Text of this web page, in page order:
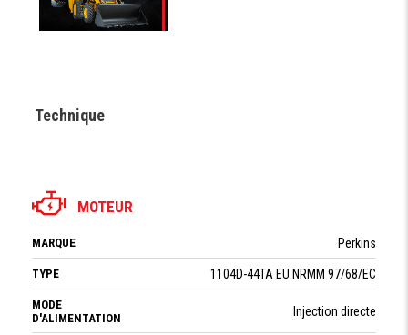
Technique
MOTEUR
MARQUE Perkins
TYPE 1104D-44TA EU NRMM 97/68/EC
MODE
D'ALIMENTATION
Injection directe